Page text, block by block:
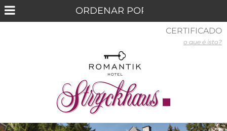
CERTIFICADO
o que é isto?